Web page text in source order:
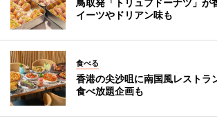
イーツやドリアン味も
食べる
香港の尖沙咀に南国風レスト
食べ放題企画も